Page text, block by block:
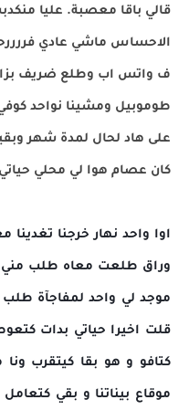
قالي باقا معصبة. عليا
الاحساس ماشي عادي فررررحت
ف واتس اب وطلع ضريف
طوموبيل ومشينا نواحد كوفي
على هاد لحال لمدة شهر
كان عصام هوا لي محلي
اوا واحد نهار خرجنا
وراق طلعت معاه طلب مني
موجد لي واحد لمفاجآة طلب
قلت اخيرا حياتي بدات
كتافو و هو بقا كيتقرب
موقاع بيناتنا و بقي